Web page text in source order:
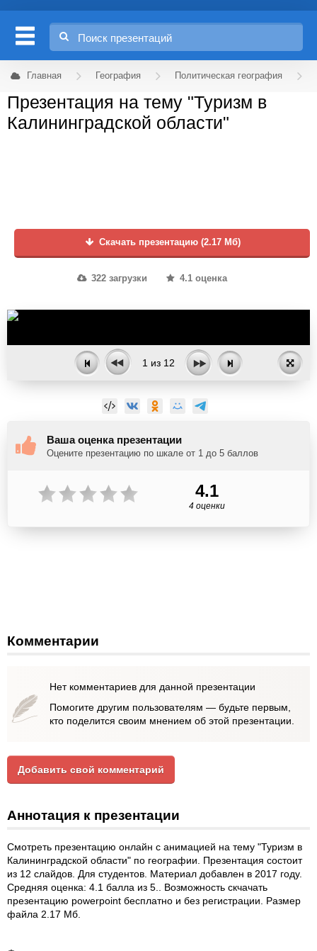
Главная География Политическая география
Презентация на тему "Туризм в
Калининградской области"
Скачать презентацию (2.17 Мб)
322 загрузки 4.1 оценка
1 из 12
Ваша оценка презентации
Оцените презентацию по шкале от 1 до 5 баллов
4.1
4 оценки
Комментарии
Нет комментариев для данной презентации
Помогите другим пользователям — будьте первым,
кто поделится своим мнением об этой презентации.
Добавить свой комментарий
Аннотация к презентации
Смотреть презентацию онлайн с анимацией на тему "Туризм в
Калининградской области" по географии. Презентация состоит
из 12 слайдов. Для студентов. Материал добавлен в 2017 году.
Средняя оценка: 4.1 балла из 5.. Возможность скчачать
презентацию powerpoint бесплатно и без регистрации. Размер
файла 2.17 Мб.